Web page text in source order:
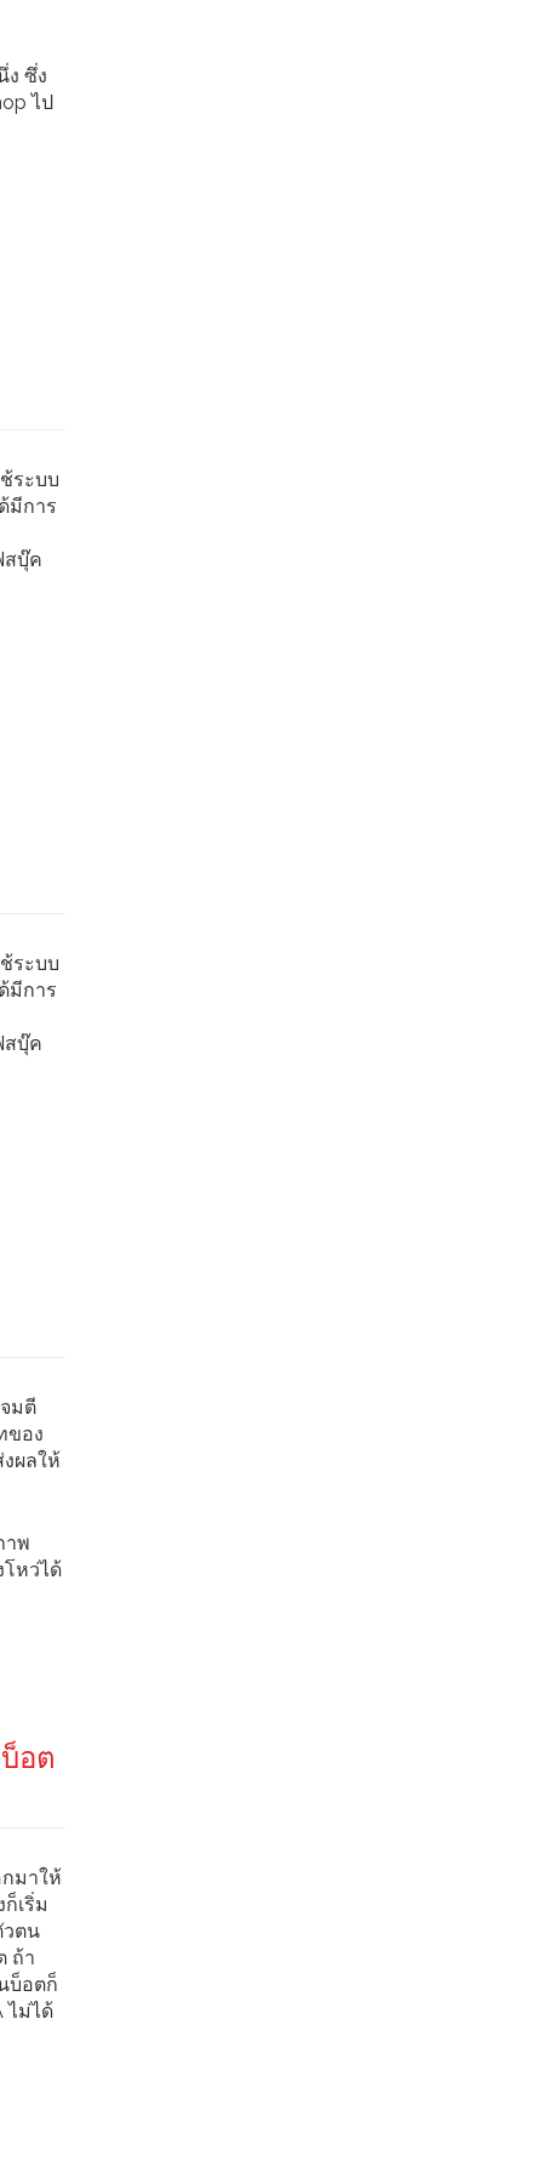
ง ซึ่ง
ไป
ระบบ
มีการ
สบุ๊ค
ระบบ
มีการ
สบุ๊ค
มตี
ของ
ผลให้
าพ
โหว่ได้
อต
มาให้
เริ่ม
วตน
ถ้า
บ็อตก็
ไม่ได้